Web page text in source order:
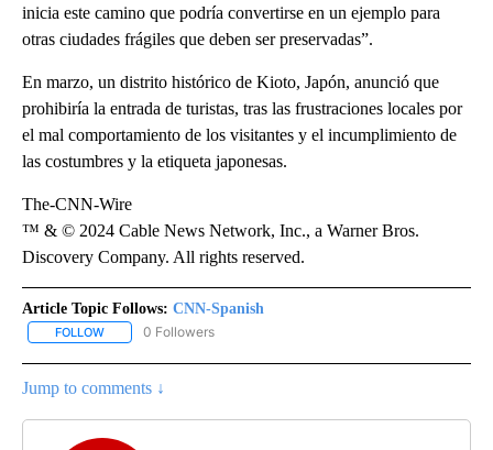
inicia este camino que podría convertirse en un ejemplo para
otras ciudades frágiles que deben ser preservadas”.
En marzo, un distrito histórico de Kioto, Japón, anunció que
prohibiría la entrada de turistas, tras las frustraciones locales por
el mal comportamiento de los visitantes y el incumplimiento de
las costumbres y la etiqueta japonesas.
The-CNN-Wire
™ & © 2024 Cable News Network, Inc., a Warner Bros.
Discovery Company. All rights reserved.
Article Topic Follows: CNN-Spanish
FOLLOW FOLLOW "CNN-SPANISH" TO RECEIVE NOTIFICATIONS ABOUT
0 Followers
Jump to comments ↓